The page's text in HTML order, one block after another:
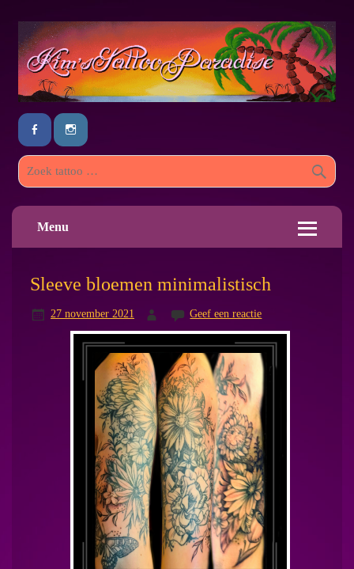
Menu
Sleeve bloemen minimalistisch
27 november 2021 Geef een reactie